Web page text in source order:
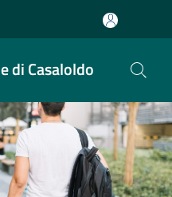
di Casaloldo